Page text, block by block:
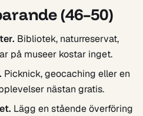
(46–50)
Bibliotek, naturreservat,
på museer kostar inget.
Picknick, geocaching eller en
nästan gratis.
Lägg en stående överföring